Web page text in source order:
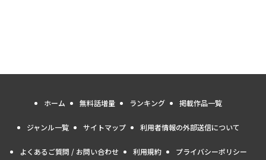
ホーム 無料話増量 ランキング 掲載作品一覧
ジャンル一覧 サイトマップ 利用者情報の外部送信について
よくあるご質問 / お問い合わせ 利用規約 プライバシーポリシー